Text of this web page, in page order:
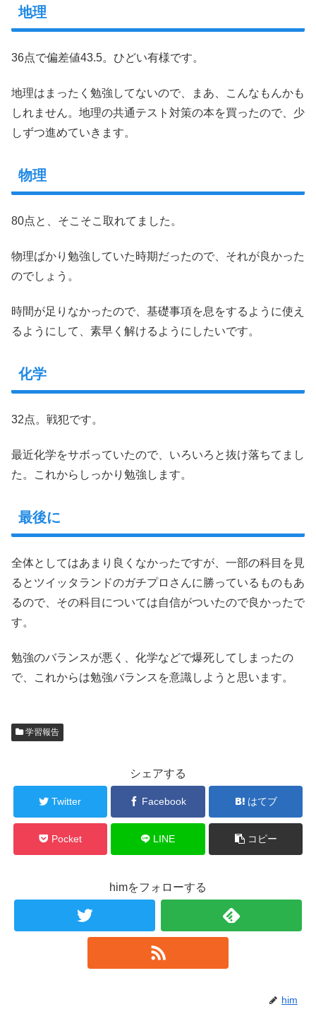
地理
36点で偏差値43.5。ひどい有様です。
地理はまったく勉強してないので、まあ、こんなもんかも
しれません。地理の共通テスト対策の本を買ったので、少
しずつ進めていきます。
物理
80点と、そこそこ取れてました。
物理ばかり勉強していた時期だったので、それが良かった
のでしょう。
時間が足りなかったので、基礎事項を息をするように使え
るようにして、素早く解けるようにしたいです。
化学
32点。戦犯です。
最近化学をサボっていたので、いろいろと抜け落ちてまし
た。これからしっかり勉強します。
最後に
全体としてはあまり良くなかったですが、一部の科目を見
るとツイッタランドのガチプロさんに勝っているものもあ
るので、その科目については自信がついたので良かったで
す。
勉強のバランスが悪く、化学などで爆死してしまったの
で、これからは勉強バランスを意識しようと思います。
学習報告
シェアする
Twitter Facebook はてブ
Pocket LINE コピー
himをフォローする
him